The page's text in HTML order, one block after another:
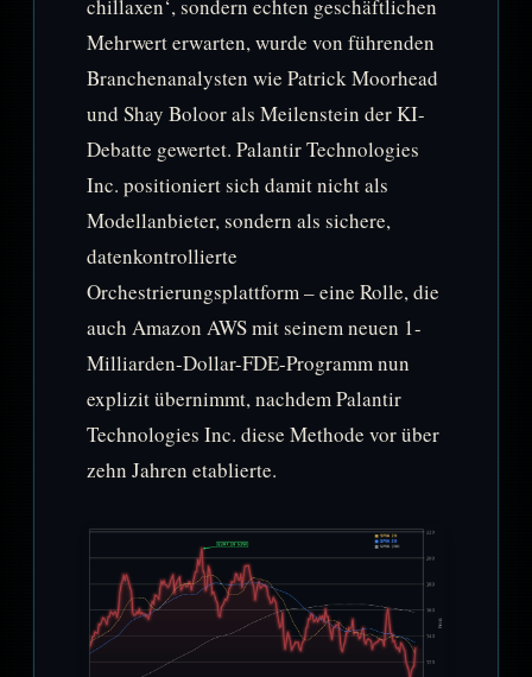
chillaxen‘, sondern echten geschäftlichen
Mehrwert erwarten, wurde von führenden
Branchenanalysten wie Patrick Moorhead
und Shay Boloor als Meilenstein der KI-
Debatte gewertet. Palantir Technologies
Inc. positioniert sich damit nicht als
Modellanbieter, sondern als sichere,
datenkontrollierte
Orchestrierungsplattform – eine Rolle, die
auch Amazon AWS mit seinem neuen 1-
Milliarden-Dollar-FDE-Programm nun
explizit übernimmt, nachdem Palantir
Technologies Inc. diese Methode vor über
zehn Jahren etablierte.